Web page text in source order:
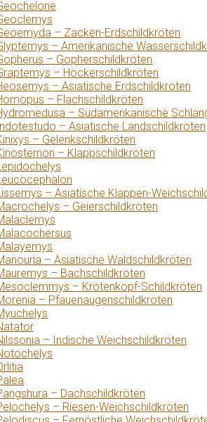
– Zacken-Erdschildkröten
– Amerikanische
– Gopherschildkröten
– Höckerschildkröten
– Asiatische Erdschildkröten
– Flachschildkröten
– Südamerikanische
– Asiatische Landschildkröten
– Gelenkschildkröten
– Klappschildkröten
– Asiatische Klappen-
– Geierschildkröten
– Asiatische Waldschildkröten
– Bachschildkröten
– Krötenkopf-Schildkröten
– Pfauenaugenschildkröten
– Indische Weichschildkröten
– Dachschildkröten
– Riesen-Weichschildkröten